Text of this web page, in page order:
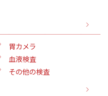
胃カメラ
血液検査
その他の検査